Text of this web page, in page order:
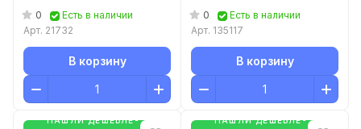
0
Есть в наличии
Арт. 21732
В корзину
0
Есть в наличии
Арт. 135117
В корзину
НАШЛИ ДЕШЕВЛЕ-
НАШЛИ ДЕШЕВЛЕ-